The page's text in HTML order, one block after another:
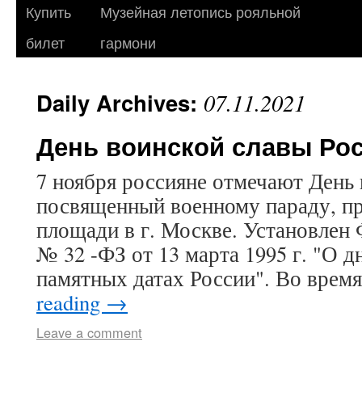
Купить
билет
Музейная летопись рояльной
гармони
Daily Archives: 07.11.2021
День воинской славы
7 ноября россияне отмечают
посвященный военному параду,
площади в г. Москве. Установлен
№ 32 -ФЗ от 13 марта 1995 г. "О
памятных датах России". Во
reading →
Leave a comment